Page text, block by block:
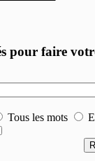
pour faire
Tous les mots